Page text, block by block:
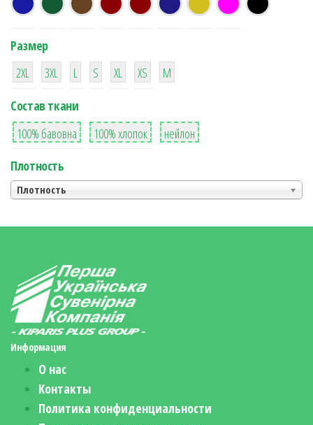
Размер
38
2XL
16
3XL
42
L
42
S
42
XL XS
М
Состав ткани
8
100% бавовна
36
100% хлопок
2
нейлон
Плотность
Плотность
Информация
О нас
Контакты
Политика конфиденциальности